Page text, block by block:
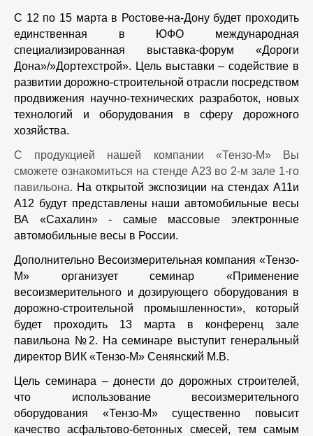
С 12 по 15 марта в Ростове-на-Дону будет проходить
единственная в ЮФО международная
специализированная выставка-форум «Дороги
Дона»/»Дортехстрой». Цель выставки – содействие в
развитии дорожно-строительной отрасли посредством
продвижения научно-технических разработок, новых
технологий и оборудования в сферу дорожного
хозяйства.
C продукцией нашей компании «Тензо-М» Вы
сможете ознакомиться на стенде А23 во 2-м зале 1-го
павильона. На открытой экспозиции на стендах А11и
А12 будут представлены наши автомобильные весы
ВА «Сахалин» - самые массовые электронные
автомобильные весы в России.
Дополнительно Весоизмерительная компания «Тензо-
М» организует семинар «Применение
весоизмерительного и дозирующего оборудования в
дорожно-строительной
промышленности», который
будет проходить 13 марта в конференц зале
павильона №2. На семинаре выступит генеральный
директор ВИК «Тензо-М» Сенянский М.В.
Цель семинара – донести до дорожных строителей,
что использование весоизмерительного
оборудования «Тензо-М» существенно повысит
качество асфальтово-бетонных смесей, тем самым